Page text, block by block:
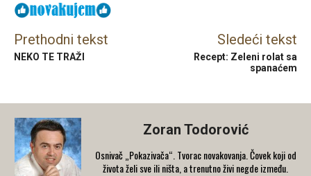
Prethodni tekst
NEKO TE TRAŽI
Sledeći tekst
Recept: Zeleni rolat sa
spanaćem
Zoran Todorović
Osnivač „Pokazivača“. Tvorac novakovanja. Čovek koji od
života želi sve ili ništa, a trenutno živi negde između.